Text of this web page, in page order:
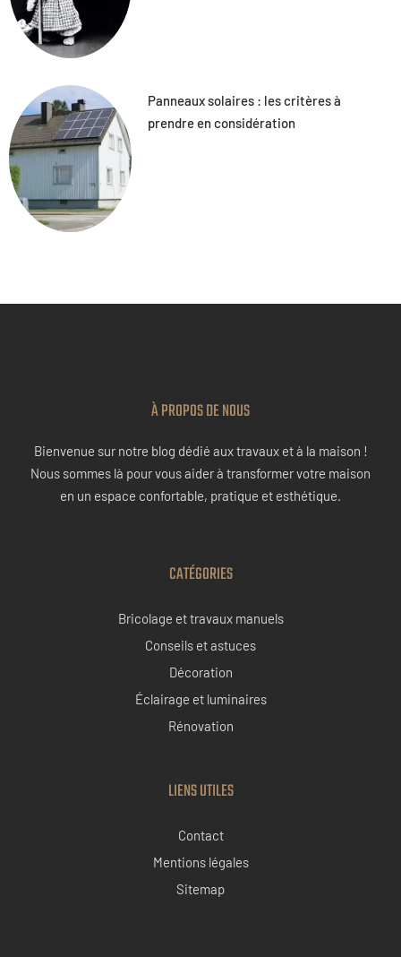
Panneaux solaires : les critères à
prendre en considération
À PROPOS DE NOUS
Bienvenue sur notre blog dédié aux travaux et à la maison !
Nous sommes là pour vous aider à transformer votre maison
en un espace confortable, pratique et esthétique.
CATÉGORIES
Bricolage et travaux manuels
Conseils et astuces
Décoration
Éclairage et luminaires
Rénovation
LIENS UTILES
Contact
Mentions légales
Sitemap